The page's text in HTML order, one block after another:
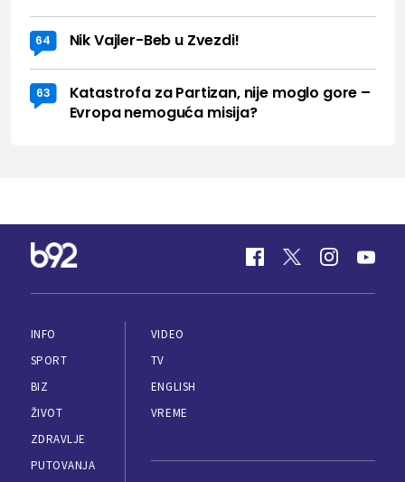
64 Nik Vajler-Beb u Zvezdi!
63
Katastrofa za Partizan, nije moglo gore –
Evropa nemoguća misija?
INFO
SPORT
BIZ
ŽIVOT
ZDRAVLJE
PUTOVANJA
VIDEO
TV
ENGLISH
VREME